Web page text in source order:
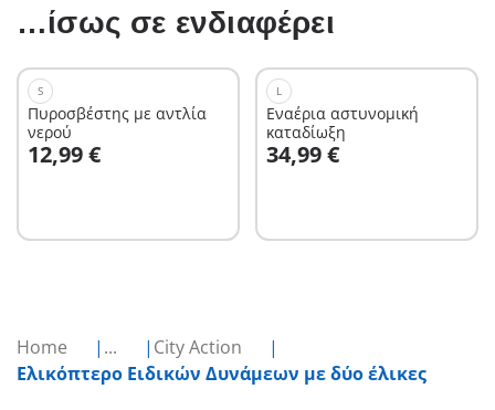
Home ...
City Action
Ελικόπτερο Ειδικών Δυνάμεων με δύο έλικες
…ίσως σε ενδιαφέρει
S
Πυροσβέστης με αντλία
νερού
12,99 €
Στο καλάθι
L
Εναέρια αστυνομική
καταδίωξη
34,99 €
Στο καλάθι